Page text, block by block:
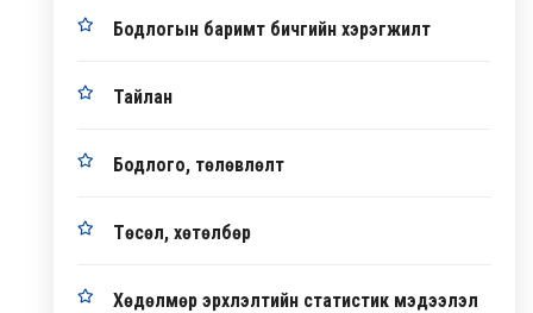
Бодлогын баримт бичгийн хэрэгжилт
Тайлан
Бодлого, төлөвлөлт
Төсөл, хөтөлбөр
Хөдөлмөр эрхлэлтийн статистик мэдээлэл